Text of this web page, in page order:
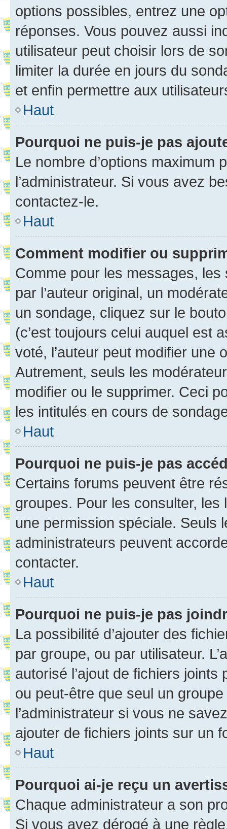
options possibles, entrez une
réponses. Vous pouvez aussi
utilisateur peut choisir lors de
limiter la durée en jours du
et enfin permettre aux
Haut
Pourquoi ne puis-je pas
Le nombre d’options maximum
l’administrateur. Si vous avez
contactez-le.
Haut
Comment modifier ou
Comme pour les messages,
par l’auteur original, un
un sondage, cliquez sur le
(c’est toujours celui auquel est
voté, l’auteur peut modifier une
Autrement, seuls les
modifier ou le supprimer. Ceci
les intitulés en cours de
Haut
Pourquoi ne puis-je pas
Certains forums peuvent être
groupes. Pour les consulter,
une permission spéciale. Seuls
administrateurs peuvent
contacter.
Haut
Pourquoi ne puis-je pas
La possibilité d’ajouter des
par groupe, ou par utilisateur.
autorisé l’ajout de fichiers
ou peut-être que seul un
l’administrateur si vous ne
ajouter de fichiers joints sur un
Haut
Pourquoi ai-je reçu un
Chaque administrateur a son
Si vous avez dérogé à une